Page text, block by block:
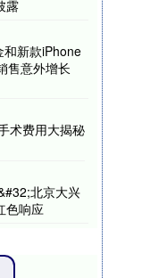
露
和新款iPhone
售意外增长
术费用大揭秘
北京大兴
色响应